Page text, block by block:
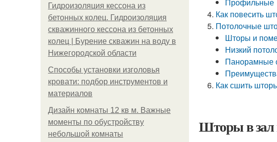
Гидроизоляция кессона из
бетонных колец. Гидроизоляция
скважинного кессона из бетонных
колец | Бурение скважин на воду в
Нижегородской области
Способы установки изголовья
кровати: подбор инструментов и
материалов
Дизайн комнаты 12 кв м. Важные
моменты по обустройству
небольшой комнаты
Как повесить
Потолочные
Шторы и
Низкий
Панорамные
Как сшить
Шторы в зал